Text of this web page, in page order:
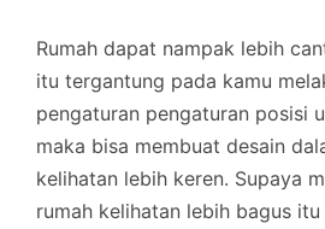
Rumah dapat nampak lebih
itu tergantung pada kamu
pengaturan pengaturan posisi
maka bisa membuat desain
kelihatan lebih keren. Supaya
rumah kelihatan lebih bagus